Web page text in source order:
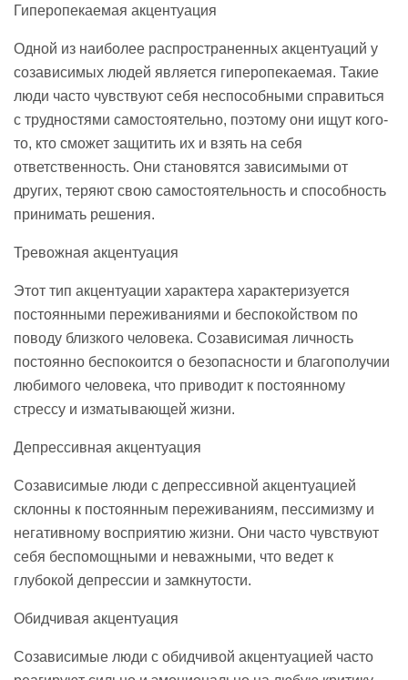
Гиперопекаемая акцентуация
Одной из наиболее распространенных акцентуаций у
созависимых людей является гиперопекаемая. Такие
люди часто чувствуют себя неспособными справиться
с трудностями самостоятельно, поэтому они ищут кого-
то, кто сможет защитить их и взять на себя
ответственность. Они становятся зависимыми от
других, теряют свою самостоятельность и способность
принимать решения.
Тревожная акцентуация
Этот тип акцентуации характера характеризуется
постоянными переживаниями и беспокойством по
поводу близкого человека. Созависимая личность
постоянно беспокоится о безопасности и благополучии
любимого человека, что приводит к постоянному
стрессу и изматывающей жизни.
Депрессивная акцентуация
Созависимые люди с депрессивной акцентуацией
склонны к постоянным переживаниям, пессимизму и
негативному восприятию жизни. Они часто чувствуют
себя беспомощными и неважными, что ведет к
глубокой депрессии и замкнутости.
Обидчивая акцентуация
Созависимые люди с обидчивой акцентуацией часто